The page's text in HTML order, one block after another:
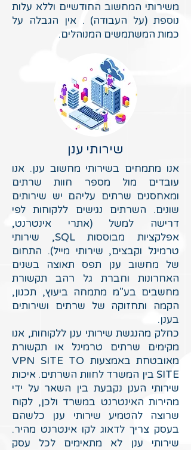
משירותי המחשוב החודשיים וללא עלות
נוספת (על העבודה) . אין הגבלה על
כמות המשתמשים המנוהלים.
שירותי ענן
אנו מתמחים בשירותי מחשוב ענן. אנו
עובדים מול מספר חוות שרתים
ומאחסנים שרתים עליהם יש שירותים
שונים. השרתים נגישים ללקוחות לפי
דרישה למשל (אתרי אינטרנט,
אפלקציות מבוססות SQL, שירותי
טרמינל וקבצים, שירותי מייל). התחום
של מחשוב ענן תפס תאוצה בשנים
האחרונות וחברת גל רהב תקשורת
מחשבים בע"מ מתמחה ביעוץ, תכנון,
הקמה ותחזוקה של שרתים ושירותים
בענן.
כחלק מהנגשת שירותי ענן ללקוחות, אנו
מקימים שרתים טרמינל או תקשורת
מאובטחת באמצעות VPN SITE TO
SITE בין המשרד לחוות השרתים. איכות
שירותי הענן נקבעת בין השאר על ידי
מהירות האינטרנט במשרד ולכן, לקוח
שרוצה להטמיע שירותי ענן כלשהם
בעסק צריך לדאוג לקו אינטרנט מהיר.
שירותי ענן לא מתאימים לכל עסק